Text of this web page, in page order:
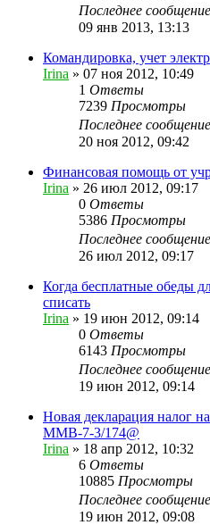
Последнее сообщение
09 янв 2013, 13:13
Командировка, учет
Irina » 07 ноя 2012, 10:49
1 Ответы
7239 Просмотры
Последнее сообщение
20 ноя 2012, 09:42
Финансовая помощь от
Irina » 26 июл 2012, 09:17
0 Ответы
5386 Просмотры
Последнее сообщение
26 июл 2012, 09:17
Когда бесплатные обеды
списать
Irina » 19 июн 2012, 09:14
0 Ответы
6143 Просмотры
Последнее сообщение
19 июн 2012, 09:14
Новая декларация налог
ММВ-7-3/174@
Irina » 18 апр 2012, 10:32
6 Ответы
10885 Просмотры
Последнее сообщение
19 июн 2012, 09:08